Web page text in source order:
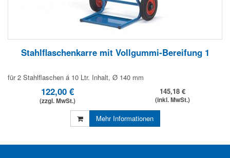
Stahlflaschenkarre mit Vollgummi-Bereifung 1
für 2 Stahlflaschen á 10 Ltr. Inhalt, Ø 140 mm
122,00 €
(zzgl. MwSt.)
145,18 €
(inkl. MwSt.)
Mehr Informationen